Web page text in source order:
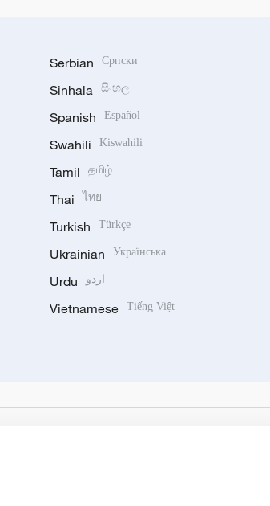
Serbian Српски
Sinhala සිංහල
Spanish Español
Swahili Kiswahili
Tamil தமிழ்
Thai ไทย
Turkish Türkçe
Ukrainian Українська
Urdu اردو
Vietnamese Tiếng Việt